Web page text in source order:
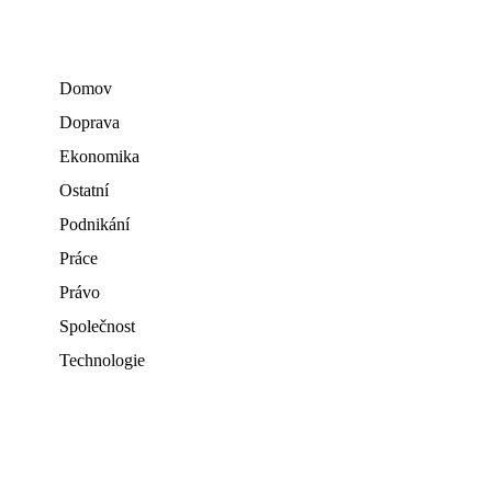
Domov
Doprava
Ekonomika
Ostatní
Podnikání
Práce
Právo
Společnost
Technologie